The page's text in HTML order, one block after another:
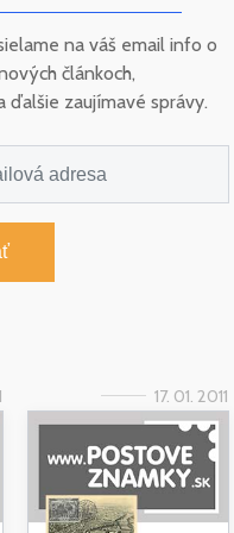
na váš email info o
článkoch,
ďalšie zaujímavé správy.
17. 01. 2011